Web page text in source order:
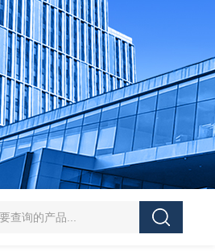
HT/GDSJ-80天津小型高低温交变湿热试验